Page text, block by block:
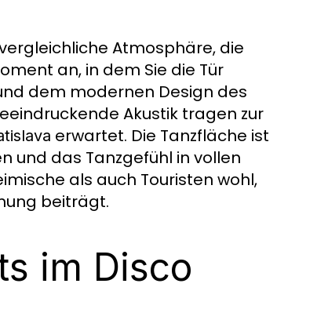
Atmosphäre, die
an, in dem Sie die Tür
dem modernen Design des
Akustik tragen zur
erwartet. Die Tanzfläche ist
und das Tanzgefühl in vollen
als auch Touristen wohl,
beiträgt.
im Disco